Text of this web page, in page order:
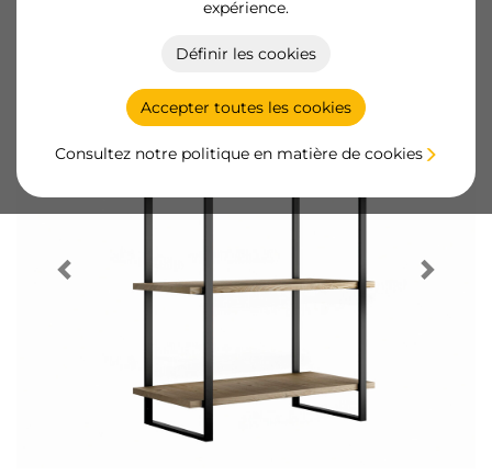
expérience.
Définir les cookies
Accepter toutes les cookies
Consultez notre politique en matière de cookies